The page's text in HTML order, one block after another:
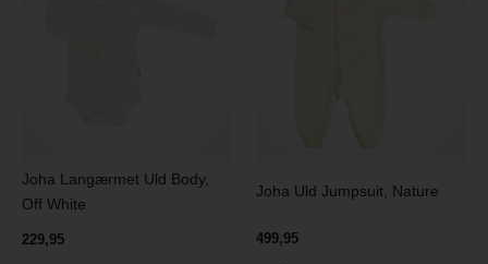
Joha Langærmet Uld Body,
Off White
229,95
Joha Uld Jumpsuit, Nature
499,95